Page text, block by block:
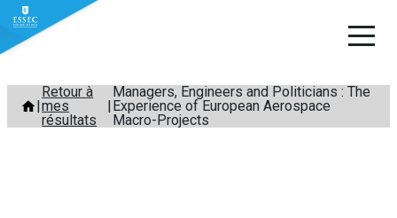
Aller
contenu
Retour à
mes
résultats
Managers, Engineers and Politicians : The
Experience of European Aerospace
Macro-Projects